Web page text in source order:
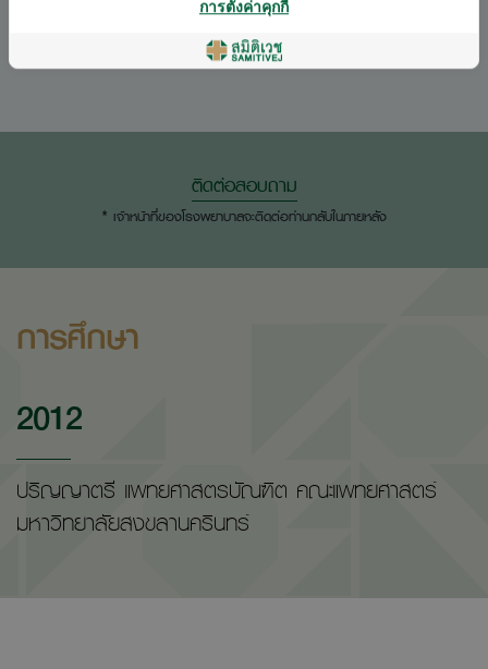
ภาษา
ติดต่อสอบถาม
* เจ้าหน้าที่ของโรงพยาบาลจะติดต่อท่านกลับในภายหลัง
การศึกษา
2012
ปริญญาตรี แพทยศาสตรบัณฑิต คณะแพทยศาสตร์
มหาวิทยาลัยสงขลานครินทร์
การตั้งค่าคุกกี้